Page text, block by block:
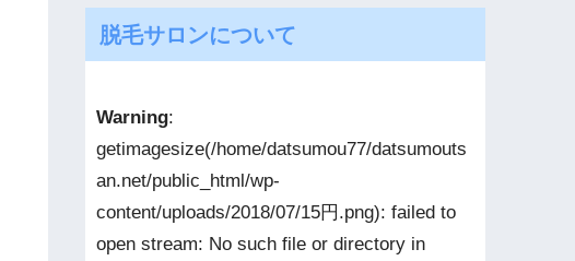
脱毛サロンについて
Warning:
getimagesize(/home/datsumou77/datsumouts
an.net/public_html/wp-
content/uploads/2018/07/15円.png): failed to
open stream: No such file or directory in